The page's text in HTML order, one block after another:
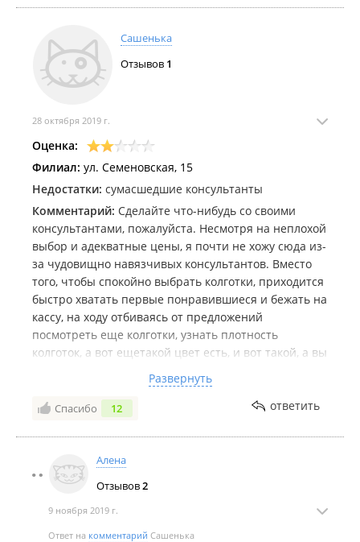
Сашенька
Отзывов 1
28 октября 2019 г.
Оценка:
Филиал: ул. Семеновская, 15
Недостатки: сумасшедшие консультанты
Комментарий: Сделайте что-нибудь со своими
консультантами, пожалуйста. Несмотря на неплохой
выбор и адекватные цены, я почти не хожу сюда из-
за чудовищно навязчивых консультантов. Вместо
того, чтобы спокойно выбрать колготки, приходится
быстро хватать первые понравившиеся и бежать на
кассу, на ходу отбиваясь от предложений
посмотреть еще колготки, узнать плотность
колготок, а вот ещетакой цвет есть, и вот такой, а вы
раз сказала девушке, что такое не ношу, а она
продолжала трещать про потрясающую цену и
детские носки.
Каждый раз, когда я прихожу в кальцедонию, за
мной хвостом хожить какая-нибудь приставучая
девочка и нудит про микрофибру и отвязаться от
нее можно только оплатив то, что я успела взять и
убежав из магазина.
Развернуть
Спасибо 12 ответить
Алена
Отзывов2
9 ноября 2019 г.
Ответ на комментарий Сашенька